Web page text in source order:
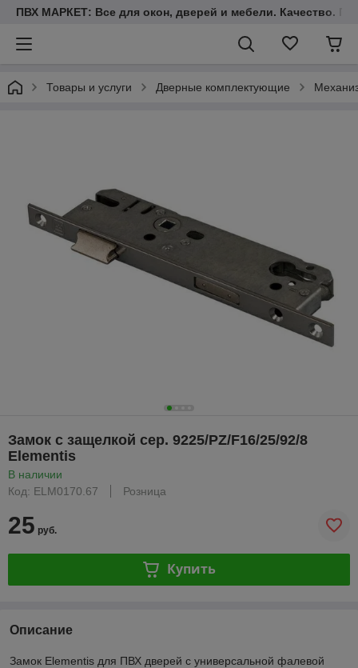
ПВХ МАРКЕТ: Все для окон, дверей и мебели. Качество.
Товары и услуги Дверные комплектующие
Замок с защелкой сер. 9225/PZ/F16/25/92/8
Elementis
В наличии
Код: ELM0170.67
Розница
25 руб.
Купить
Описание
Замок Elementis для ПВХ дверей с универсальной фалевой